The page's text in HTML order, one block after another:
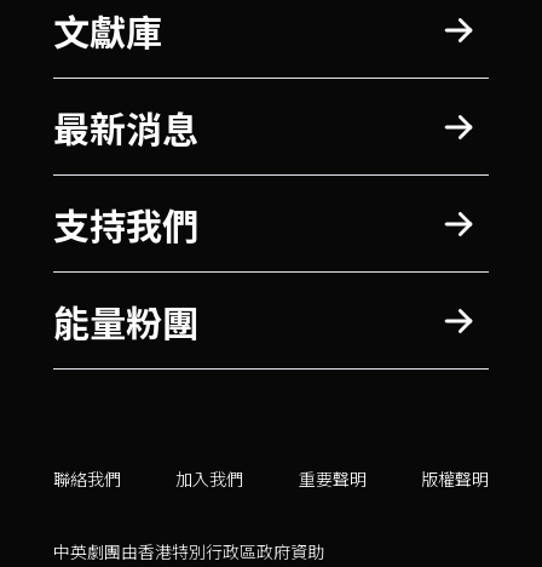
文獻庫
最新消息
支持我們
能量粉團
聯絡我們 加入我們 重要聲明 版權聲明
中英劇團由香港特別行政區政府資助